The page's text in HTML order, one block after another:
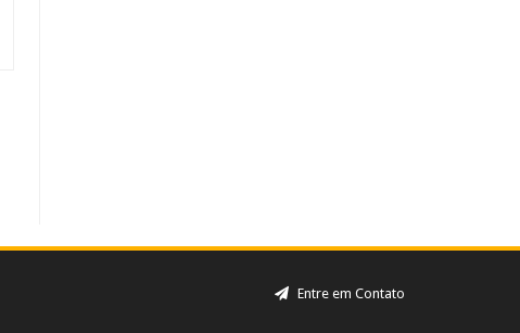
Entre em Contato